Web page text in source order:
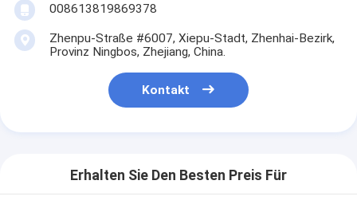
008613819869378
Zhenpu-Straße #6007, Xiepu-Stadt, Zhenhai-Bezirk,
Provinz Ningbos, Zhejiang, China.
Kontakt
Erhalten Sie Den Besten Preis Für